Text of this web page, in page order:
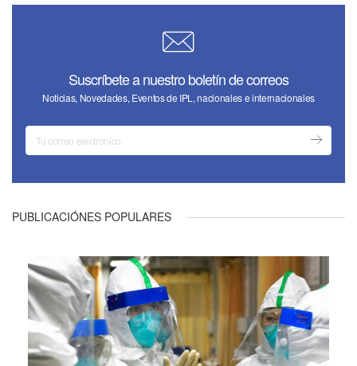
Suscríbete a nuestro boletín de correos
Noticias, Novedades, Eventos de IPL, nacionales e internacionales
PUBLICACIÓNES POPULARES